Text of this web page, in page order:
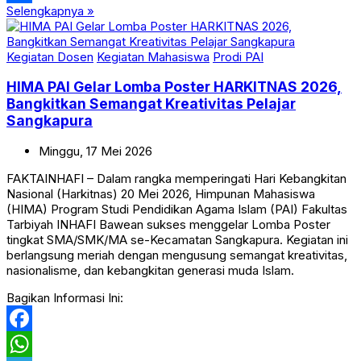
Share
Selengkapnya »
Kegiatan Dosen Kegiatan Mahasiswa Prodi PAI
HIMA PAI Gelar Lomba Poster HARKITNAS 2026,
Bangkitkan Semangat Kreativitas Pelajar
Sangkapura
Minggu, 17 Mei 2026
FAKTAINHAFI – Dalam rangka memperingati Hari Kebangkitan
Nasional (Harkitnas) 20 Mei 2026, Himpunan Mahasiswa
(HIMA) Program Studi Pendidikan Agama Islam (PAI) Fakultas
Tarbiyah INHAFI Bawean sukses menggelar Lomba Poster
tingkat SMA/SMK/MA se-Kecamatan Sangkapura. Kegiatan ini
berlangsung meriah dengan mengusung semangat kreativitas,
nasionalisme, dan kebangkitan generasi muda Islam.
Bagikan Informasi Ini:
Facebook